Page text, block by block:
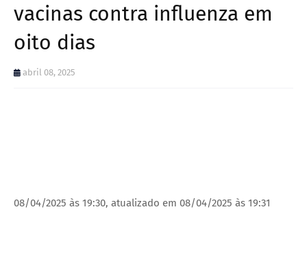
vacinas contra influenza em
oito dias
abril 08, 2025
08/04/2025 às 19:30, atualizado em 08/04/2025 às 19:31